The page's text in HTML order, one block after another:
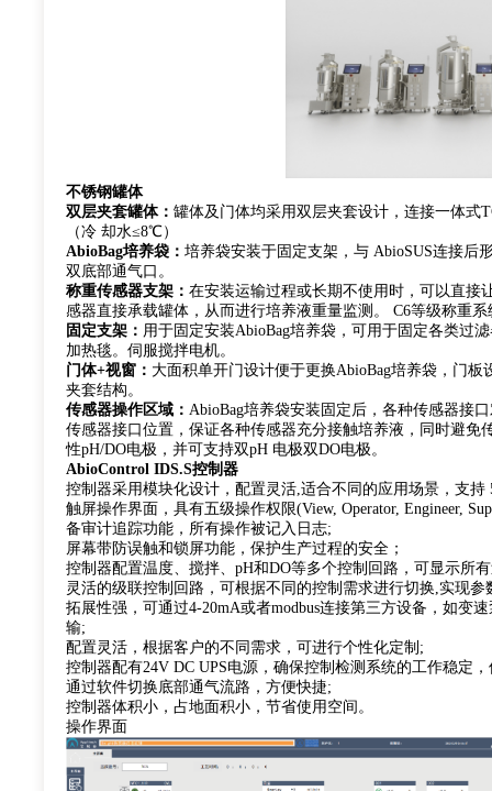
不锈钢罐体
双层夹套罐体： 罐体及门体均采用双层夹套设计，连接一体
（冷 却水≤8℃）
AbioBag培养袋： 培养袋安装于固定支架，与 AbioSUS连接后
双底部通气口。
称重传感器支架： 在安装运输过程或长期不使用时，可以直接
感器直接承载罐体，从而进行培养液重量监测。 C6等级称重系
固定支架： 用于固定安装AbioBag培养袋，可用于固定各类过
加热毯。伺服搅拌电机。
门体+视窗： 大面积单开门设计便于更换AbioBag培养袋，门
夹套结构。
传感器操作区域： AbioBag培养袋安装固定后，各种传感器接
传感器接口位置，保证各种传感器充分接触培养液，同时避免
性pH/DO电极，并可支持双pH 电极双DO电极。
AbioControl IDS.S控制器
控制器采用模块化设计，配置灵活,适合不同的应用场景，支持
触屏操作界面，具有五级操作权限(View, Operator, Engineer,
备审计追踪功能，所有操作被记入日志;
屏幕带防误触和锁屏功能，保护生产过程的安全；
控制器配置温度、搅拌、pH和DO等多个控制回路，可显示所
灵活的级联控制回路，可根据不同的控制需求进行切换,实现
拓展性强，可通过4-20mA或者modbus连接第三方设备，如变
输;
配置灵活，根据客户的不同需求，可进行个性化定制;
控制器配有24V DC UPS电源，确保控制检测系统的工作稳定
通过软件切换底部通气流路，方便快捷;
控制器体积小，占地面积小，节省使用空间。
操作界面